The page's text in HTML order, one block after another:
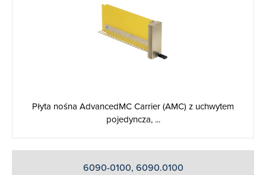
Płyta nośna AdvancedMC Carrier (AMC) z uchwytem
pojedyncza, ...
6090-0100, 6090.0100